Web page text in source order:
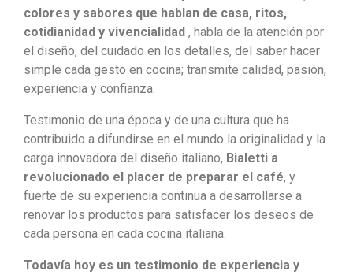
colores y sabores que hablan de casa, ritos,
cotidianidad y vivencialidad , habla de la atención por
el diseño, del cuidado en los detalles, del saber hacer
simple cada gesto en cocina; transmite calidad, pasión,
experiencia y confianza.
Testimonio de una época y de una cultura que ha
contribuido a difundirse en el mundo la originalidad y la
carga innovadora del diseño italiano, Bialetti a
revolucionado el placer de preparar el café, y
fuerte de su experiencia continua a desarrollarse a
renovar los productos para satisfacer los deseos de
cada persona en cada cocina italiana.
Todavía hoy es un testimonio de experiencia y